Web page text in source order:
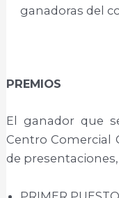
ganadoras del
PREMIOS
El ganador que
Centro Comercial
de